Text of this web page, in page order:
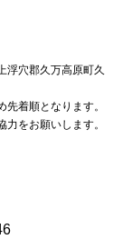
浮穴郡久万高原町久
着順となります。
をお願いします。